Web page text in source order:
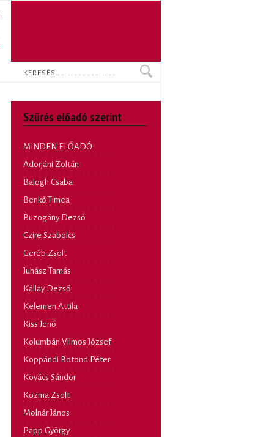
Keresés
Szűrés előadó szerint
MINDEN ELŐADÓ
Adorjáni Zoltán
Balogh Csaba
Benkő Timea
Buzogány Dezső
Czire Szabolcs
Geréb Zsolt
Juhász Tamás
Kállay Dezső
Kelemen Attila
Kiss Jenő
Kolumbán Vilmos József
Koppándi Botond Péter
Kovács Sándor
Kozma Zsolt
Molnár János
Papp György